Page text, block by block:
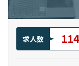
求人数 114